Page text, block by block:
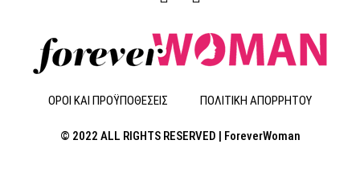
e
b
o
k
f
t
a
r
a
ΟΡΟΙ ΚΑΙ ΠΡΟΫΠΟΘΕΣΕΙΣ ΠΟΛΙΤΙΚΗ ΑΠΟΡΡΗΤΟΥ
© 2022 ALL RIGHTS RESERVED | ForeverWoman